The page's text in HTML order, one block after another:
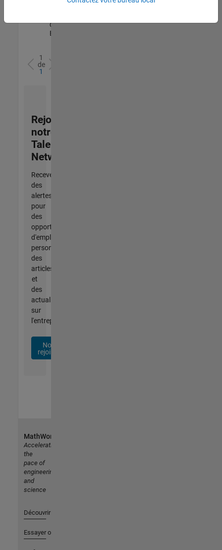
qualité |
Expérimenté(e)
1
de
1
Rejoignez
notre
Talent
Network
Recevez
des
alertes
pour
des
opportunités
d'emploi
personnalisées,
des
articles
et
des
actualités
sur
l'entreprise.
Nous
rejoindre
MathWorks
Accelerating
the
pace of
engineering
and
science
Découvrir les produits
Essayer ou acheter